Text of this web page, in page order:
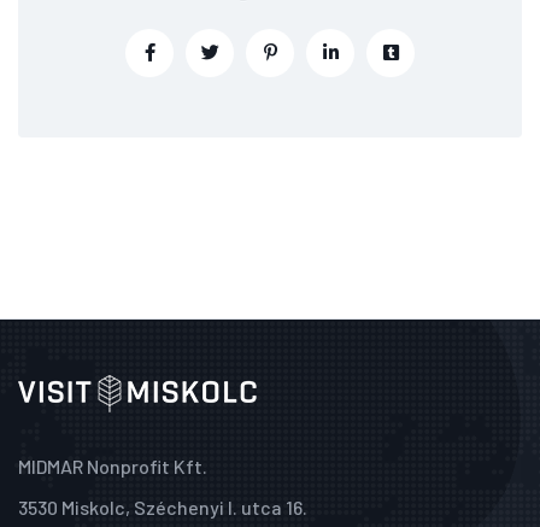
MIDMAR Nonprofit Kft.
3530 Miskolc, Széchenyi I. utca 16.